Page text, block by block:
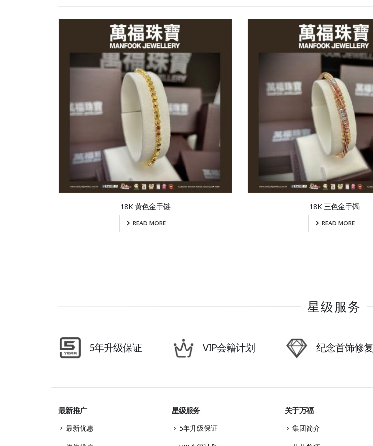
18K 黄色金手链
READ MORE
18K 三色金手镯
READ MORE
星级服务
5年升级保证 VIP会籍计划 纪念首饰修复
最新推广
最新优惠
星级服务
5年升级保证
关于万福
集团简介